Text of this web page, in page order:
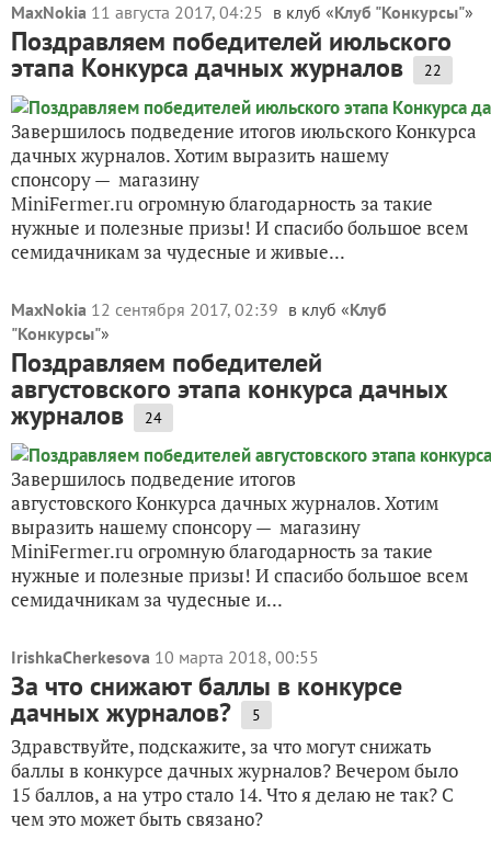
MaxNokia 11 августа 2017, 04:25 в клуб «Клуб "Конкурсы"»
Поздравляем победителей июльского
этапа Конкурса дачных журналов 22
Завершилось подведение итогов июльского Конкурса
дачных журналов. Хотим выразить нашему
спонсору — магазину
MiniFermer.ru огромную благодарность за такие
нужные и полезные призы! И спасибо большое всем
семидачникам за чудесные и живые...
MaxNokia 12 сентября 2017, 02:39 в клуб «Клуб
"Конкурсы"»
Поздравляем победителей
августовского этапа конкурса дачных
журналов 24
Завершилось подведение итогов
августовского Конкурса дачных журналов. Хотим
выразить нашему спонсору — магазину
MiniFermer.ru огромную благодарность за такие
нужные и полезные призы! И спасибо большое всем
семидачникам за чудесные и...
IrishkaCherkesova 10 марта 2018, 00:55
За что снижают баллы в конкурсе
дачных журналов? 5
Здравствуйте, подскажите, за что могут снижать
баллы в конкурсе дачных журналов? Вечером было
15 баллов, а на утро стало 14. Что я делаю не так? С
чем это может быть связано?